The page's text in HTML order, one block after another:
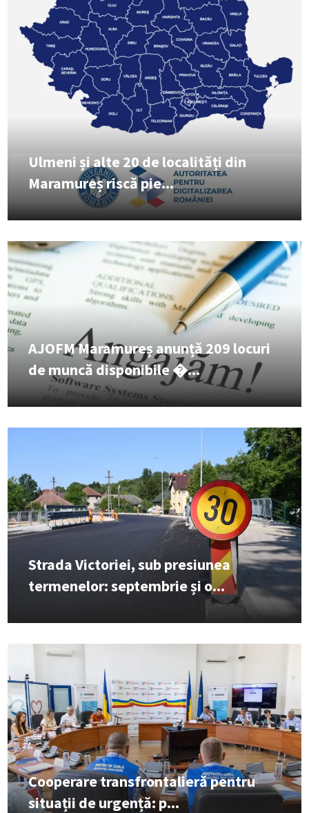
Ulmeni și alte 20 de localități din
Maramureș riscă pie...
AJOFM Maramureș anunță 209 locuri
de muncă disponibile �...
Strada Victoriei, sub presiunea
termenelor: septembrie și o...
Cooperare transfrontalieră pentru
situații de urgență: p...